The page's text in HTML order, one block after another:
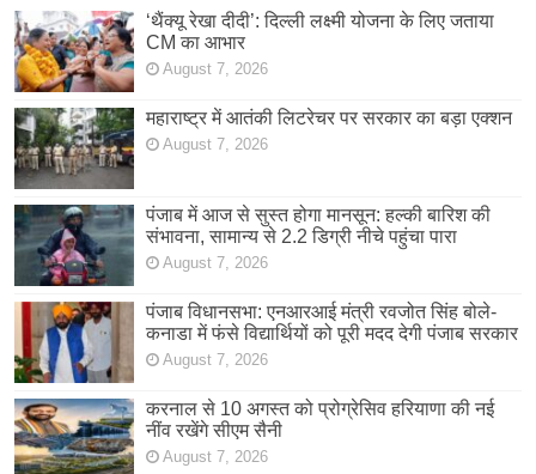
‘थैंक्यू रेखा दीदी’: दिल्ली लक्ष्मी योजना के लिए जताया
CM का आभार
August 7, 2026
महाराष्ट्र में आतंकी लिटरेचर पर सरकार का बड़ा एक्शन
August 7, 2026
पंजाब में आज से सुस्त होगा मानसून: हल्की बारिश की
संभावना, सामान्य से 2.2 डिग्री नीचे पहुंचा पारा
August 7, 2026
पंजाब विधानसभा: एनआरआई मंत्री रवजोत सिंह बोले-
कनाडा में फंसे विद्यार्थियों को पूरी मदद देगी पंजाब सरकार
August 7, 2026
करनाल से 10 अगस्त को प्रोग्रेसिव हरियाणा की नई
नींव रखेंगे सीएम सैनी
August 7, 2026